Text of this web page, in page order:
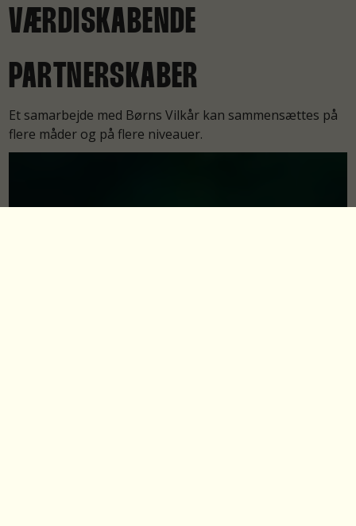
VÆRDISKABENDE
PARTNERSKABER
Et samarbejde med Børns Vilkår kan sammensættes på
flere måder og på flere niveauer.